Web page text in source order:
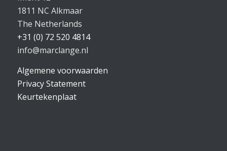
1811 NC Alkmaar
The Netherlands
+31 (0) 72 520 4814
info@marclange.nl
Algemene voorwaarden
Privacy Statement
Keurtekenplaat